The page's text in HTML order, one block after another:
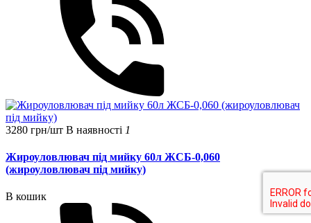
3280 грн/шт В наявності 1
Жироуловлювач під мийку 60л ЖСБ-0,060
(жироуловлювач під мийку)
В кошик